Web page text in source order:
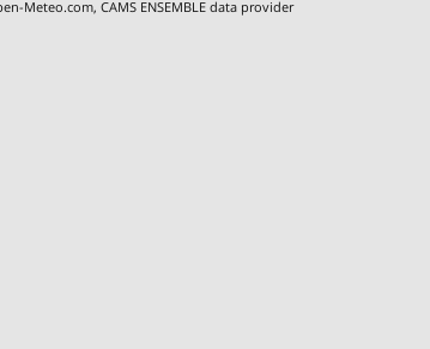
Meteo.com,CAMS ENSEMBLE data provider